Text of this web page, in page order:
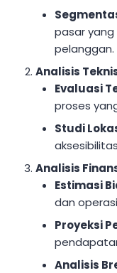
pasar
pelanggan.
Analisis
Evaluasi
proses
Studi
Analisis
Estimasi
dan
Proyeksi
Analisis